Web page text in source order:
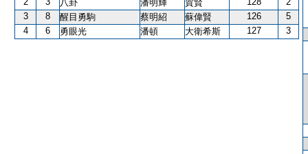
八卦 潘明輝 賀賢
3
8 醒目勇駒 蔡明紹 蘇偉賢 126
5
4
6 勇眼光 潘頓 大衛希斯 127 3